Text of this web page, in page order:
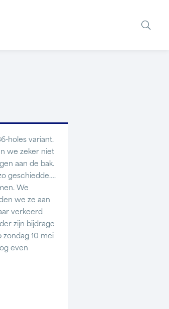
holes variant.
we zeker niet
aan de bak.
geschiedde….
We
we ze aan
verkeerd
zijn bijdrage
10 mei
even